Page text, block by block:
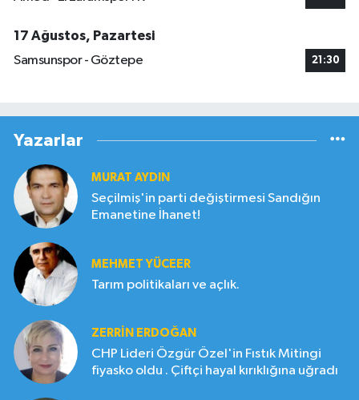
17 Ağustos, Pazartesi
Samsunspor - Göztepe
21:30
Yazarlar
MURAT AYDIN
Seçilmiş'in parti değiştirmesi Sandığın
Emanetine İhanet!
MEHMET YÜCEER
Tarım politikaları ve açlık.
ZERRIN ERDOĞAN
CHP Lideri Özgür Özel'in Fıstık Mitingi
fiyasko oldu . Çiftçi hayal kırıklığına uğradı